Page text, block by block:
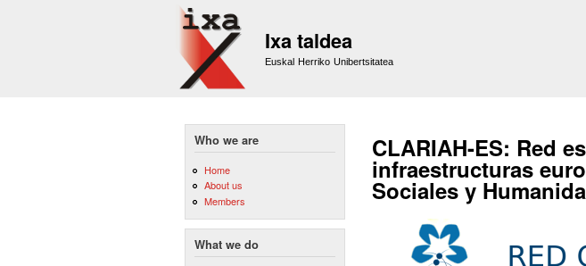
Ixa taldea
Euskal Herriko Unibertsitatea
Who we are
Home
About us
Members
What we do
CLARIAH-ES: Red
infraestructuras
Sociales y